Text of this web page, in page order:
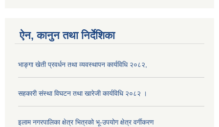
ऐन, कानुन तथा निर्देशिका
भाङ्गा खेती प्रवर्धन तथा व्यवस्थापन कार्यविधि २०८२,
सहकारी संस्था विघटन तथा खारेजी कार्यविधि २०८२ ।
इलाम नगरपालिका क्षेत्र भित्रको भू-उपयोग क्षेत्र वर्गीकरण